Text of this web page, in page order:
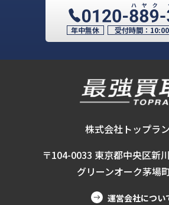
年中無休 受付時間：
株式会社トップラ
〒104-0033 東京都中央区新
グリーンオーク茅場
運営会社につい